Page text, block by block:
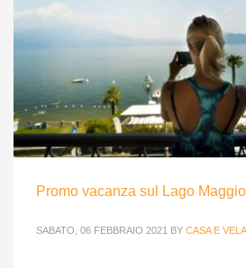
Promo vacanza sul Lago
SABATO, 06 FEBBRAIO 2021 BY CASA E VELA